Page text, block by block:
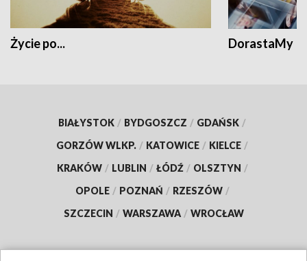
Życie po... DorastaMy
BIAŁYSTOK / BYDGOSZCZ / GDAŃSK /
GORZÓW WLKP. / KATOWICE / KIELCE /
KRAKÓW / LUBLIN / ŁÓDŹ / OLSZTYN /
OPOLE / POZNAŃ / RZESZÓW /
SZCZECIN / WARSZAWA / WROCŁAW